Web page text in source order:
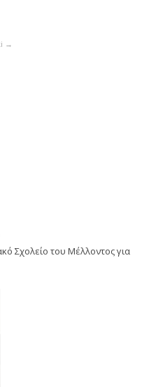
→
Σχολείο του Μέλλοντος για